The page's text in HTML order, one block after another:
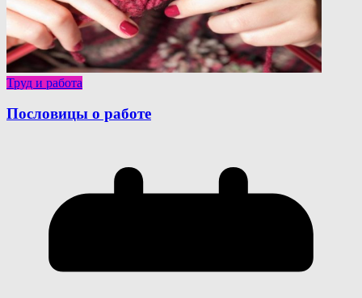
Труд и работа
Пословицы о работе